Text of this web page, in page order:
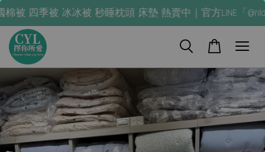
冰冰被 秒睡枕頭 床墊 熱賣中｜官方LINE「@nla0245q」